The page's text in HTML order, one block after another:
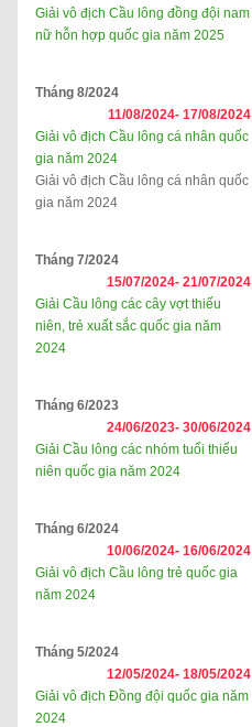
Giải vô địch Cầu lông đồng đội nam
nữ hỗn hợp quốc gia năm 2025
Tháng 8/2024
11/08/2024- 17/08/2024
Giải vô địch Cầu lông cá nhân quốc
gia năm 2024
Giải vô địch Cầu lông cá nhân quốc
gia năm 2024
Tháng 7/2024
15/07/2024- 21/07/2024
Giải Cầu lông các cây vợt thiếu
niên, trẻ xuất sắc quốc gia năm
2024
Tháng 6/2023
24/06/2023- 30/06/2024
Giải Cầu lông các nhóm tuổi thiếu
niên quốc gia năm 2024
Tháng 6/2024
10/06/2024- 16/06/2024
Giải vô địch Cầu lông trẻ quốc gia
năm 2024
Tháng 5/2024
12/05/2024- 18/05/2024
Giải vô địch Đồng đội quốc gia năm
2024